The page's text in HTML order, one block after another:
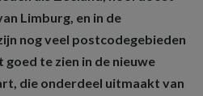
Limburg, en in de
nog veel postcodegebieden
te zien in de nieuwe
die onderdeel uitmaakt van